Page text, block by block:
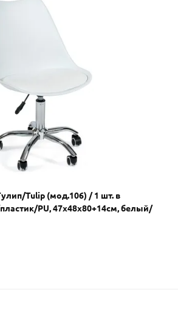
Tulip (мод.106) / 1 шт. в
PU, 47x48x80+14см, белый/